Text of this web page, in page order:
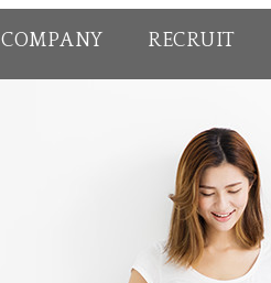
COMPANY RECRUIT